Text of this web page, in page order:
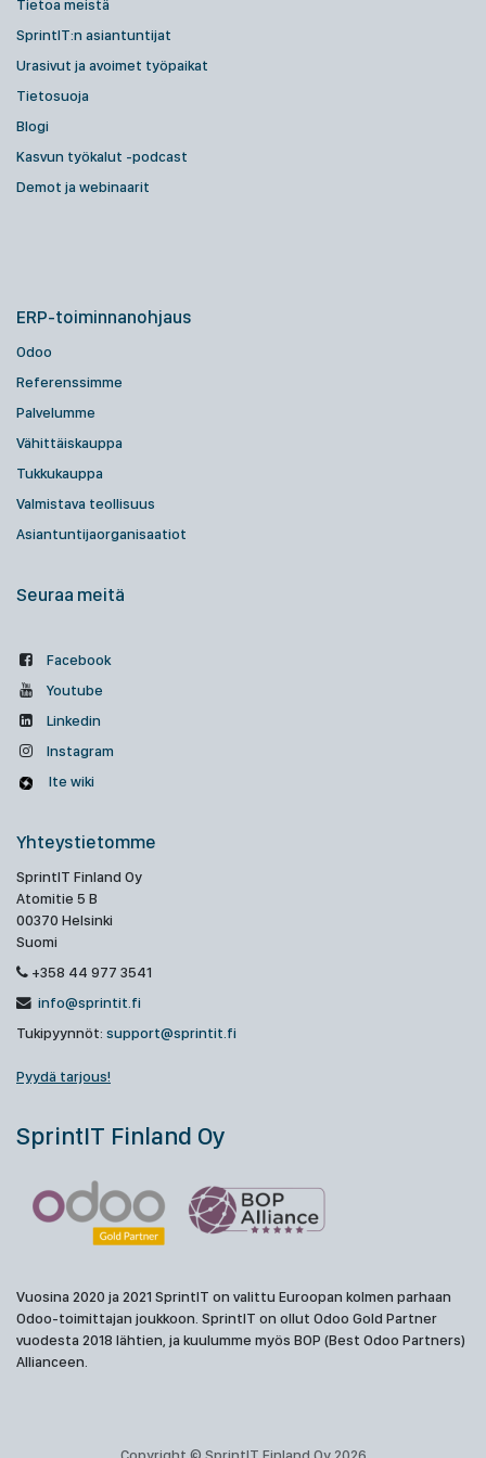
Tietoa meistä
SprintIT:n asiantuntijat
Urasivut ja avoimet työpaikat
Tietosuoja
Blogi
Kasvun työkalut -podcast
Demot ja webinaarit
ERP-toiminnanohjaus
Odoo
Referenssimme
Palvelumme
Vähittäiskauppa
Tukkukauppa
Valmistava teollisuus
Asiantuntijaorganisaatiot
Seuraa meitä
Facebook
Youtube
Linkedin
Instagram
Ite wiki
Yhteystietomme
SprintIT Finland Oy
Atomitie 5 B
00370 Helsinki
Suomi
+358 44 977 3541
info@sprintit.fi
Tukipyynnöt: support@sprintit.fi
Pyydä tarjous!
SprintIT Finland Oy
Vuosina 2020 ja 2021 SprintIT on valittu Euroopan kolmen parhaan
Odoo-toimittajan joukkoon. SprintIT on ollut Odoo Gold Partner
vuodesta 2018 lähtien, ja kuulumme myös BOP (Best Odoo Partners)
Allianceen.
Copyright © SprintIT Finland Oy 2026